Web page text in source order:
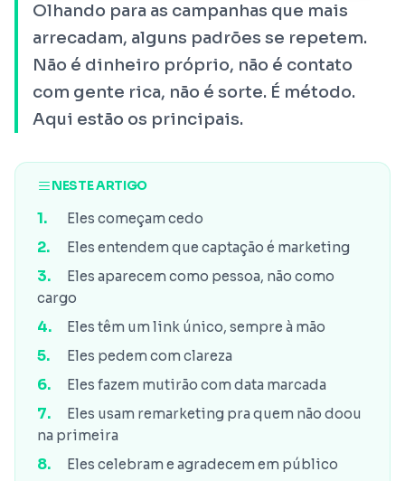
Olhando para as campanhas que mais
arrecadam, alguns padrões se repetem.
Não é dinheiro próprio, não é contato
com gente rica, não é sorte. É método.
Aqui estão os principais.
NESTE ARTIGO
Eles começam cedo
Eles entendem que captação é marketing
Eles aparecem como pessoa, não como
cargo
Eles têm um link único, sempre à mão
Eles pedem com clareza
Eles fazem mutirão com data marcada
Eles usam remarketing pra quem não doou
na primeira
Eles celebram e agradecem em público